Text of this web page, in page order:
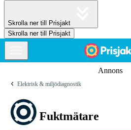
Skrolla ner till Prisjakt
Skrolla ner till Prisjakt
Annons
Elektrisk & miljödiagnostik
Fuktmätare